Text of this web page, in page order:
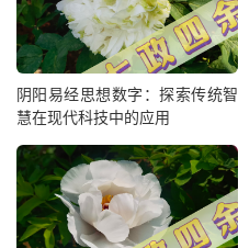
阴阳易经思想数字：探索传统智
慧在现代科技中的应用